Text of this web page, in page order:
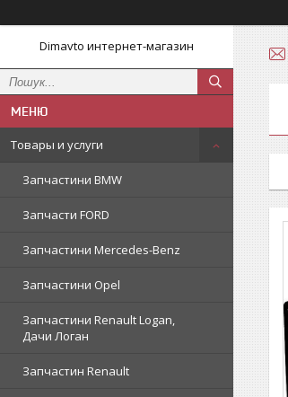
Dimavto интернет-магазин
Товары и услуги
Запчастини BMW
Запчасти FORD
Запчастини Mercedes-Benz
Запчастини Opel
Запчастини Renault Logan,
Дачи Логан
Запчастин Renault